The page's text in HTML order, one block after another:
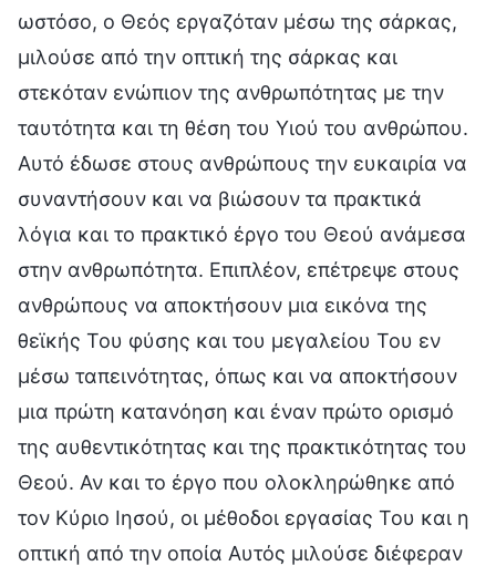
ωστόσο, ο Θεός εργαζόταν μέσω της σάρκας,
μιλούσε από την οπτική της σάρκας και
στεκόταν ενώπιον της ανθρωπότητας με την
ταυτότητα και τη θέση του Υιού του ανθρώπου.
Αυτό έδωσε στους ανθρώπους την ευκαιρία να
συναντήσουν και να βιώσουν τα πρακτικά
λόγια και το πρακτικό έργο του Θεού ανάμεσα
στην ανθρωπότητα. Επιπλέον, επέτρεψε στους
ανθρώπους να αποκτήσουν μια εικόνα της
θεϊκής Του φύσης και του μεγαλείου Του εν
μέσω ταπεινότητας, όπως και να αποκτήσουν
μια πρώτη κατανόηση και έναν πρώτο ορισμό
της αυθεντικότητας και της πρακτικότητας του
Θεού. Αν και το έργο που ολοκληρώθηκε από
τον Κύριο Ιησού, οι μέθοδοι εργασίας Του και η
οπτική από την οποία Αυτός μιλούσε διέφεραν